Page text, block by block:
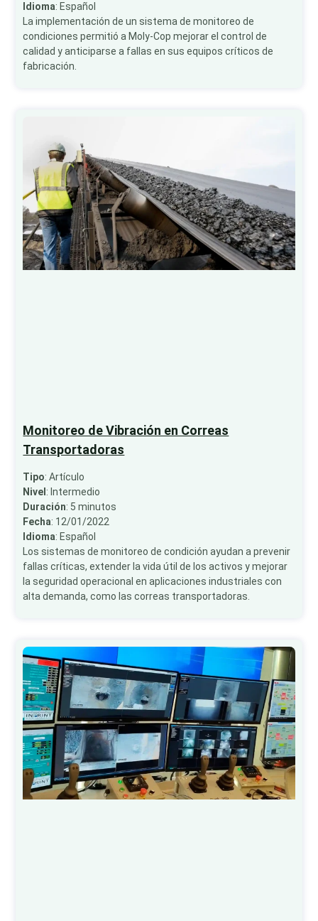
Idioma: Español
La implementación de un sistema de monitoreo de
condiciones permitió a Moly-Cop mejorar el control de
calidad y anticiparse a fallas en sus equipos críticos de
fabricación.
Monitoreo de Vibración en Correas
Transportadoras
Tipo: Artículo
Nivel : Intermedio
Duración: 5 minutos
Fecha: 12/01/2022
Idioma: Español
Los sistemas de monitoreo de condición ayudan a prevenir
fallas críticas, extender la vida útil de los activos y mejorar
la seguridad operacional en aplicaciones industriales con
alta demanda, como las correas transportadoras.